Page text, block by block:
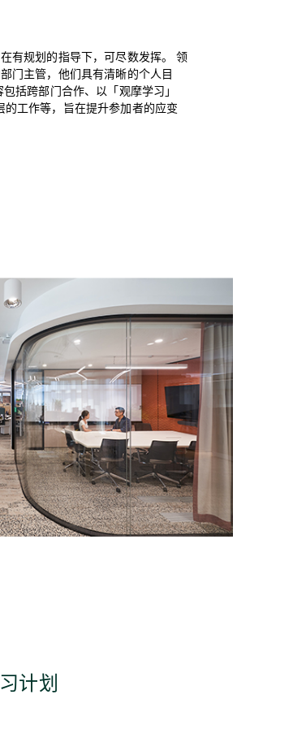
有规划的指导下，可尽数发挥。 领
门主管，他们具有清晰的个人目
括跨部门合作、以「观摩学习」
的工作等，旨在提升参加者的应变
计划